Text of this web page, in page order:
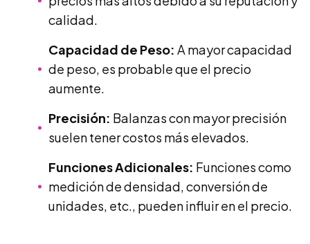
calidad.
Capacidad de Peso: A mayor capacidad
de peso, es probable que el precio
aumente.
Precisión: Balanzas con mayor precisión
suelen tener costos más elevados.
Funciones Adicionales: Funciones como
medición de densidad, conversión de
unidades, etc., pueden influir en el precio.